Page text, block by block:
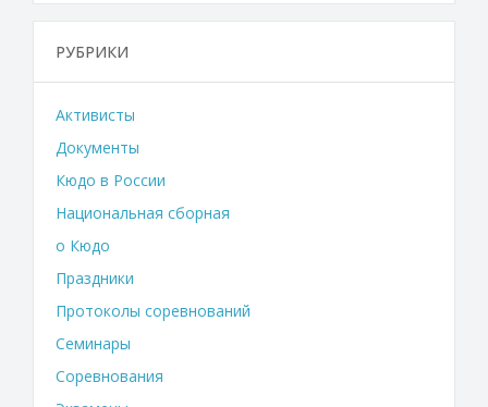
РУБРИКИ
Активисты
Документы
Кюдо в России
Национальная сборная
о Кюдо
Праздники
Протоколы соревнований
Семинары
Соревнования